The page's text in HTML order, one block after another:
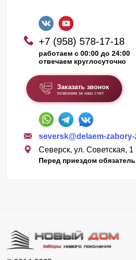
+7 (958) 578-17-18
работаем с 00:00 до 24:00
отвечаем круглосуточно
Заказать звонок
позвоним за наш счет
seversk@delaem-
Северск, ул. Советская, 1
Перед приездом